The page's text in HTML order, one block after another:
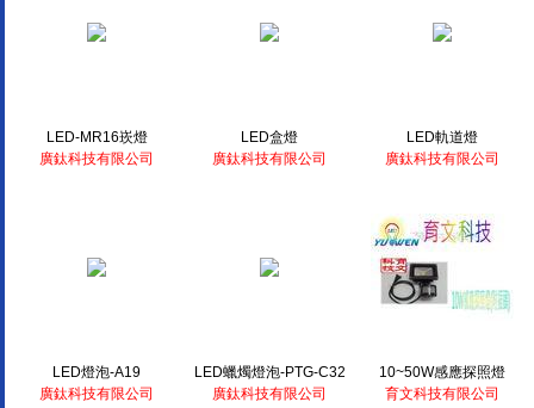
LED-MR16崁燈
廣鈦科技有限公司
LED盒燈
廣鈦科技有限公司
LED軌道燈
廣鈦科技有限公司
LED燈泡-A19
廣鈦科技有限公司
LED蠟燭燈泡-PTG-C32
廣鈦科技有限公司
10~50W感應探照燈
育文科技有限公司